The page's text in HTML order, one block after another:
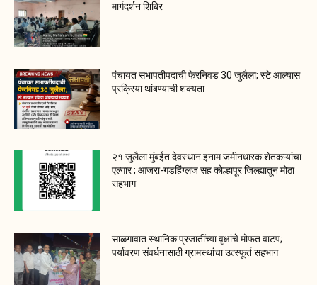
मार्गदर्शन शिबिर
पंचायत सभापतीपदाची फेरनिवड 30 जुलैला; स्टे आल्यास
प्रक्रिया थांबण्याची शक्यता
२१ जुलैला मुंबईत देवस्थान इनाम जमीनधारक शेतकऱ्यांचा
एल्गार ; आजरा-गडहिंग्लज सह कोल्हापूर जिल्ह्यातून मोठा
सहभाग
साळगावात स्थानिक प्रजातींच्या वृक्षांचे मोफत वाटप;
पर्यावरण संवर्धनासाठी ग्रामस्थांचा उत्स्फूर्त सहभाग